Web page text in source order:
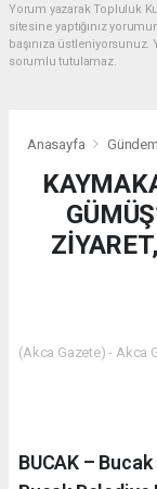
Yorum yazarak Topluluk
sitesine yaptığınız
başınıza
sorumlu tutulamaz.
Anasayfa Gündem
(Akca Gazete) - Akca
BUCAK –